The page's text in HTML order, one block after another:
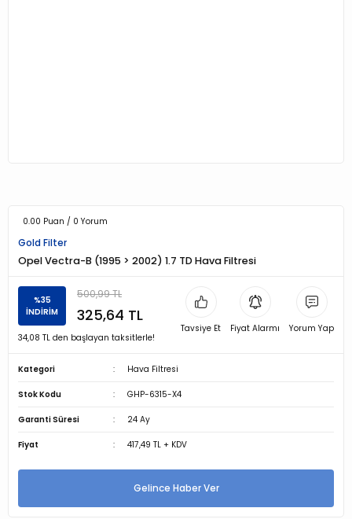
0.00 Puan / 0 Yorum
Gold Filter
Opel Vectra-B (1995 > 2002) 1.7 TD Hava Filtresi
%35
İNDİRİM
500,99 TL
325,64 TL
34,08 TL den başlayan taksitlerle!
Tavsiye Et Fiyat Alarmı Yorum Yap
Kategori Hava Filtresi
Stok Kodu GHP-6315-X4
Garanti Süresi 24 Ay
Fiyat 417,49 TL + KDV
Gelince Haber Ver